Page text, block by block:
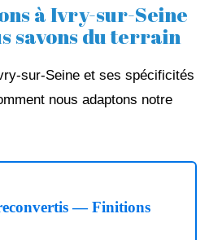
à Ivry-sur-Seine
savons du terrain
sur-Seine et ses spécificités
nous adaptons notre
— Finitions